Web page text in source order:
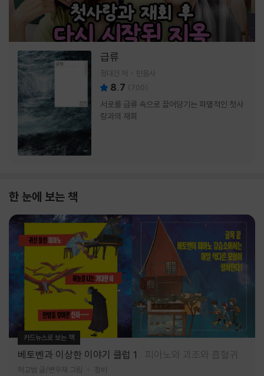
급류
정대건 저 민음사
8.7 (700)
서로를 급류 속으로 끌어당기는 파멸적인 첫사
랑과의 재회
한 눈에 보는 책
카드뉴스로 보는 책
베토벤과 이상한 이야기 클럽 1 피아노와 괴조와 흡혈귀
허교범 글/변우재 그림 창비